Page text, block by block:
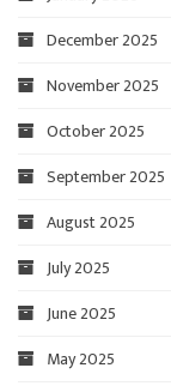
December 2025
November 2025
October 2025
September 2025
August 2025
July 2025
June 2025
May 2025